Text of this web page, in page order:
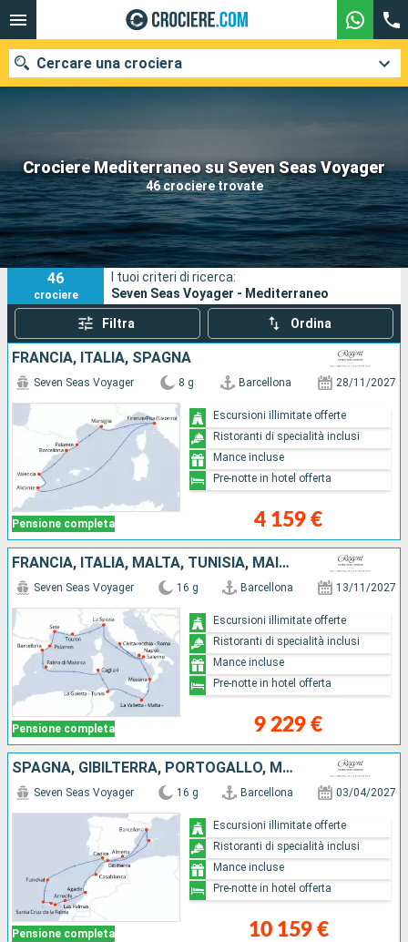
Crociere Mediterraneo su Seven Seas Voyager
46 crociere trovate
Cercare una crociera
Le nostre destinazioni
Mesi di partenza
Porti Compagnie
Ricerca
46
crociere
I tuoi criteri di ricerca:
Seven Seas Voyager - Mediterraneo
Filtra Ordina
FRANCIA, ITALIA, SPAGNA
Pensione completa
Seven Seas Voyager 8 g Barcellona 28/11/2027
4 159 €
Escursioni illimitate offerte
Ristoranti di specialità inclusi
Mance incluse
Pre-notte in hotel offerta
FRANCIA, ITALIA, MALTA, TUNISIA, MAIORCA, SPAGNA
Pensione completa
Seven Seas Voyager 16 g Barcellona 13/11/2027
9 229 €
Escursioni illimitate offerte
Ristoranti di specialità inclusi
Mance incluse
Pre-notte in hotel offerta
SPAGNA, GIBILTERRA, PORTOGALLO, MAIORCA, TENERIFE, LANZAROTE, MAROCCO
Pensione completa
Seven Seas Voyager 16 g Barcellona 03/04/2027
10 159 €
Escursioni illimitate offerte
Ristoranti di specialità inclusi
Mance incluse
Pre-notte in hotel offerta